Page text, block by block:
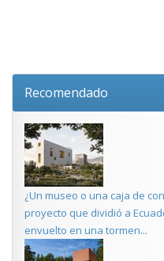
Recomendado
¿Un museo o una caja de
proyecto que dividió a
envuelto en una tormen...